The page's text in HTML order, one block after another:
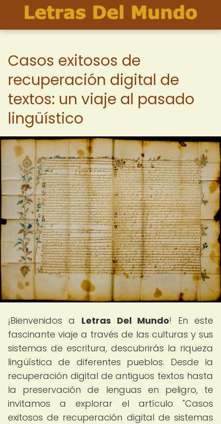
Casos exitosos de
recuperación digital de
textos: un viaje al pasado
lingüístico
¡Bienvenidos a Letras Del Mundo! En este
fascinante viaje a través de las culturas y sus
sistemas de escritura, descubrirás la riqueza
lingüística de diferentes pueblos. Desde la
recuperación digital de antiguos textos hasta
la preservación de lenguas en peligro, te
invitamos a explorar el artículo "Casos
exitosos de recuperación digital de sistemas